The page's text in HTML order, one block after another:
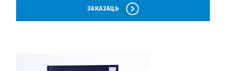
ЗАКАЗАЦЬ